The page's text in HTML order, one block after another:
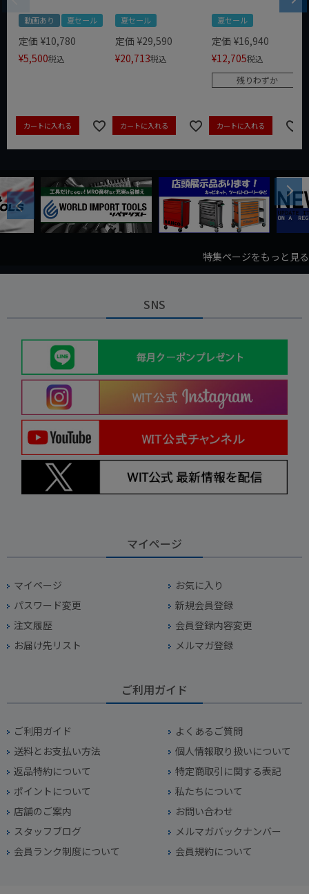
動画あり 夏セール
定価 ¥10,780
¥5,500税込
カートに入れる
夏セール
定価 ¥29,590
¥20,713税込
カートに入れる
夏セール
定価 ¥16,940
¥12,705税込
残りわずか
カートに入れる
Previous
Next
特集ページをもっと見る
SNS
マイページ
マイページ
お気に入り
パスワード変更
新規会員登録
注文履歴
会員登録内容変更
お届け先リスト
メルマガ登録
ご利用ガイド
ご利用ガイド
よくあるご質問
送料とお支払い方法
個人情報取り扱いについて
返品特約について
特定商取引に関する表記
ポイントについて
私たちについて
店舗のご案内
お問い合わせ
スタッフブログ
メルマガバックナンバー
会員ランク制度について
会員規約について